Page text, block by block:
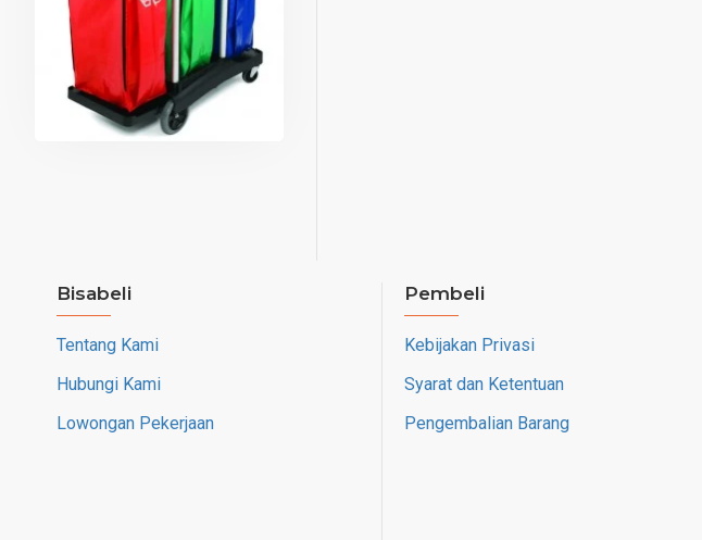
Bisabeli
Tentang Kami
Hubungi Kami
Lowongan Pekerjaan
Pembeli
Kebijakan Privasi
Syarat dan Ketentuan
Pengembalian Barang